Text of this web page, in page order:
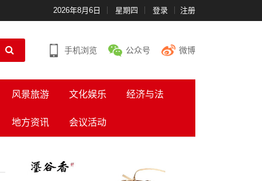
2026年8月6日 星期四 登录 注册
手机浏览 公众号 微博
风景旅游 文化娱乐 经济与法
地方资讯 会议活动